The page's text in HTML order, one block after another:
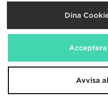
Sverige
Vi accepterar
Besök bolagets
Dina
Avvisa